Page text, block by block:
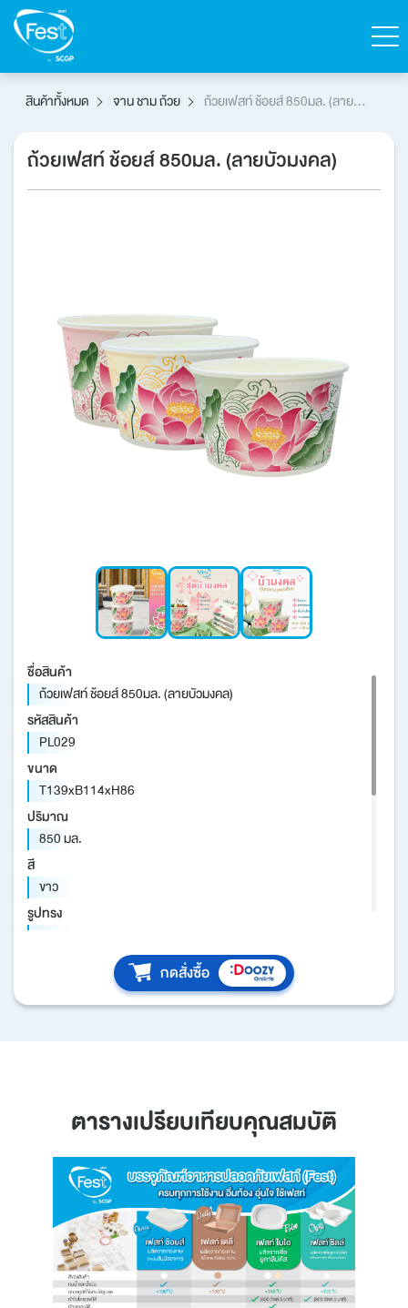
ค้นหา
สั่งซื้อสินค้า
English
แคตตาล็อก
เกี่ยวกับเฟสท์
สินค้าทั้งหมด จาน ชาม ถ้วย
ถ้วยเฟสท์ ช้อยส์ 850มล. (ลายบัว
ถ้วยเฟสท์ ช้อยส์ 850มล. (ลายบัวมงคล)
ชื่อสินค้า
ถ้วยเฟสท์ ช้อยส์ 850มล. (ลายบัวมงคล)
รหัสสินค้า
PL029
ขนาด
T139xB114xH86
ปริมาณ
850 มล.
สี
ขาว
รูปทรง
กระดาษสำหรับสัมผัสอาหาร
รายละเอียดสินค้า
- สะอาด ปลอดภัย สัมผัสอาหารได้โดยตรง
- บรรจุอาหารร้อนได้ 100 C
- รีไซเคิลได้
กดสั่งซื้อ
ตารางเปรียบเทียบคุณสมบัติ